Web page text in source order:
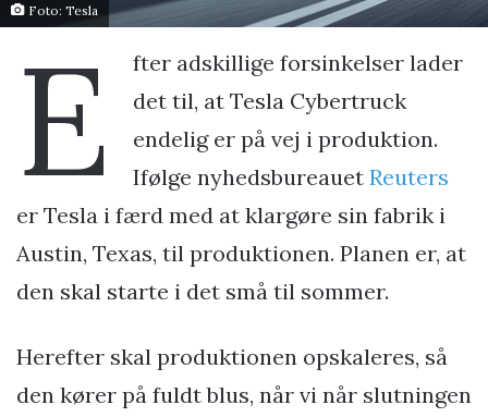
Foto: Tesla
E
fter adskillige forsinkelser lader
det til, at Tesla Cybertruck
endelig er på vej i produktion.
Ifølge nyhedsbureauet Reuters
er Tesla i færd med at klargøre sin fabrik i
Austin, Texas, til produktionen. Planen er, at
den skal starte i det små til sommer.
Herefter skal produktionen opskaleres, så
den kører på fuldt blus, når vi når slutningen